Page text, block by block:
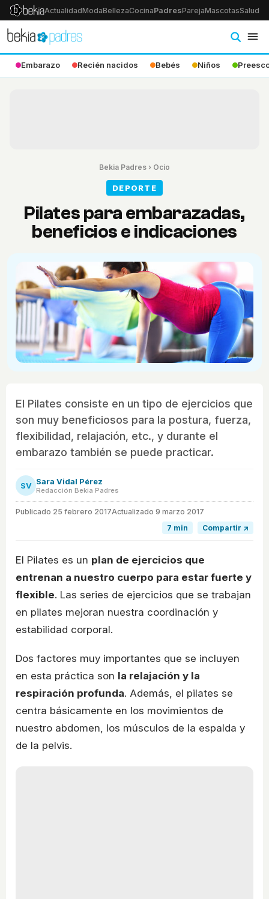
ActualidadModaBellezaCocinaPadresParejaMascotasSalud
Embarazo Recién nacidos Bebés Niños
Bekia Padres › Ocio
DEPORTE
Pilates para embarazadas,
beneficios e indicaciones
El Pilates consiste en un tipo de ejercicios que
son muy beneficiosos para la postura, fuerza,
flexibilidad, relajación, etc., y durante el
embarazo también se puede practicar.
SV Sara Vidal Pérez
Redacción Bekia Padres
Publicado 25 febrero 2017Actualizado 9 marzo 2017
7 min
Compartir ↗
El Pilates es un plan de ejercicios que
entrenan a nuestro cuerpo para estar fuerte y
flexible. Las series de ejercicios que se trabajan
en pilates mejoran nuestra coordinación y
estabilidad corporal.
Dos factores muy importantes que se incluyen
en esta práctica son la relajación y la
respiración profunda. Además, el pilates se
centra básicamente en los movimientos de
nuestro abdomen, los músculos de la espalda y
de la pelvis.